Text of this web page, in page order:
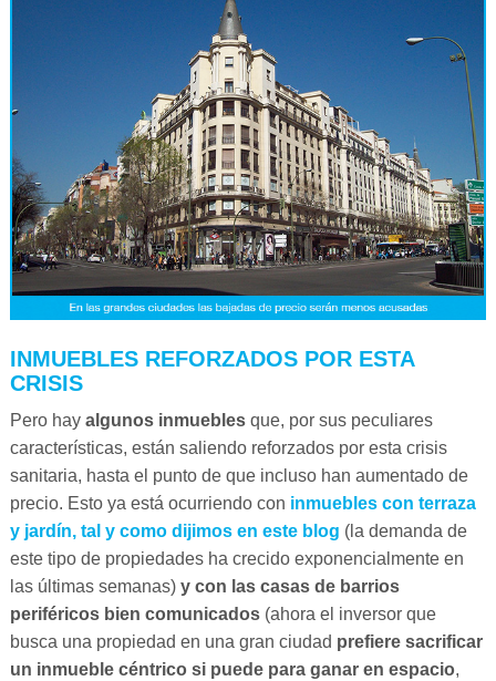
INMUEBLES REFORZADOS POR ESTA
CRISIS
Pero hay algunos inmueblesque, por sus peculiares
características, están saliendo reforzados por esta crisis
sanitaria, hasta el punto de que incluso han aumentado de
precio. Esto ya está ocurriendo con inmuebles con terraza
y jardín, tal y como dijimos en este blog (la demanda de
este tipo de propiedades ha crecido exponencialmente en
las últimas semanas) y con las casas de barrios
periféricos bien comunicados(ahora el inversor que
busca una propiedad en una gran ciudad prefiere sacrificar
un inmueble céntrico si puede para ganar en espacio,